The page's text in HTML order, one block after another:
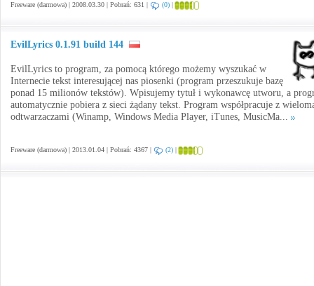
Freeware (darmowa) | 2008.03.30 | Pobrań: 631 | (0) |
EvilLyrics 0.1.91 build 144
EvilLyrics to program, za pomocą którego możemy wyszukać w
Internecie tekst interesującej nas piosenki (program przeszukuje bazę
ponad 15 milionów tekstów). Wpisujemy tytuł i wykonawcę utworu, a
automatycznie pobiera z sieci żądany tekst. Program współpracuje z
odtwarzaczami (Winamp, Windows Media Player, iTunes, MusicMa...
Freeware (darmowa) | 2013.01.04 | Pobrań: 4367 | (2) |